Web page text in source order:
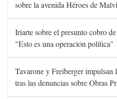
sobre la avenida Héroes de
Iriarte sobre el presunto cobro
"Esto es una operación política"
Tavarone y Freiberger
tras las denuncias sobre Obras